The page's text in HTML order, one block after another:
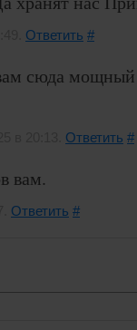
Ответить #
сюда мощный
Ответить #
вам.
Ответить #